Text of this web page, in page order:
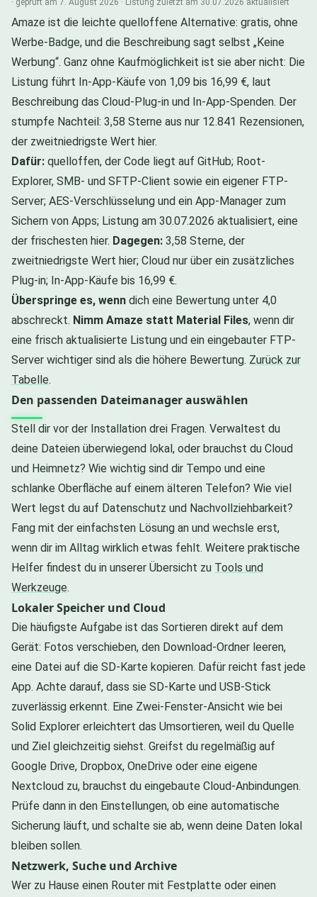
· geprüft am 7. August 2026 · Listung zuletzt am 30.07.2026 aktualisiert
Amaze ist die leichte quelloffene Alternative: gratis, ohne
Werbe-Badge, und die Beschreibung sagt selbst „Keine
Werbung“. Ganz ohne Kaufmöglichkeit ist sie aber nicht: Die
Listung führt In-App-Käufe von 1,09 bis 16,99 €, laut
Beschreibung das Cloud-Plug-in und In-App-Spenden. Der
stumpfe Nachteil: 3,58 Sterne aus nur 12.841 Rezensionen,
der zweitniedrigste Wert hier.
Dafür: quelloffen, der Code liegt auf GitHub; Root-
Explorer, SMB- und SFTP-Client sowie ein eigener FTP-
Server; AES-Verschlüsselung und ein App-Manager zum
Sichern von Apps; Listung am 30.07.2026 aktualisiert, eine
der frischesten hier. Dagegen: 3,58 Sterne, der
zweitniedrigste Wert hier; Cloud nur über ein zusätzliches
Plug-in; In-App-Käufe bis 16,99 €.
Überspringe es, wenn dich eine Bewertung unter 4,0
abschreckt. Nimm Amaze statt Material Files, wenn dir
eine frisch aktualisierte Listung und ein eingebauter FTP-
Server wichtiger sind als die höhere Bewertung. Zurück zur
Tabelle.
Den passenden Dateimanager auswählen
Stell dir vor der Installation drei Fragen. Verwaltest du
deine Dateien überwiegend lokal, oder brauchst du Cloud
und Heimnetz? Wie wichtig sind dir Tempo und eine
schlanke Oberfläche auf einem älteren Telefon? Wie viel
Wert legst du auf Datenschutz und Nachvollziehbarkeit?
Fang mit der einfachsten Lösung an und wechsle erst,
wenn dir im Alltag wirklich etwas fehlt. Weitere praktische
Helfer findest du in unserer Übersicht zu Tools und
Werkzeuge.
Lokaler Speicher und Cloud
Die häufigste Aufgabe ist das Sortieren direkt auf dem
Gerät: Fotos verschieben, den Download-Ordner leeren,
eine Datei auf die SD-Karte kopieren. Dafür reicht fast jede
App. Achte darauf, dass sie SD-Karte und USB-Stick
zuverlässig erkennt. Eine Zwei-Fenster-Ansicht wie bei
Solid Explorer erleichtert das Umsortieren, weil du Quelle
und Ziel gleichzeitig siehst. Greifst du regelmäßig auf
Google Drive, Dropbox, OneDrive oder eine eigene
Nextcloud zu, brauchst du eingebaute Cloud-Anbindungen.
Prüfe dann in den Einstellungen, ob eine automatische
Sicherung läuft, und schalte sie ab, wenn deine Daten lokal
bleiben sollen.
Netzwerk, Suche und Archive
Wer zu Hause einen Router mit Festplatte oder einen